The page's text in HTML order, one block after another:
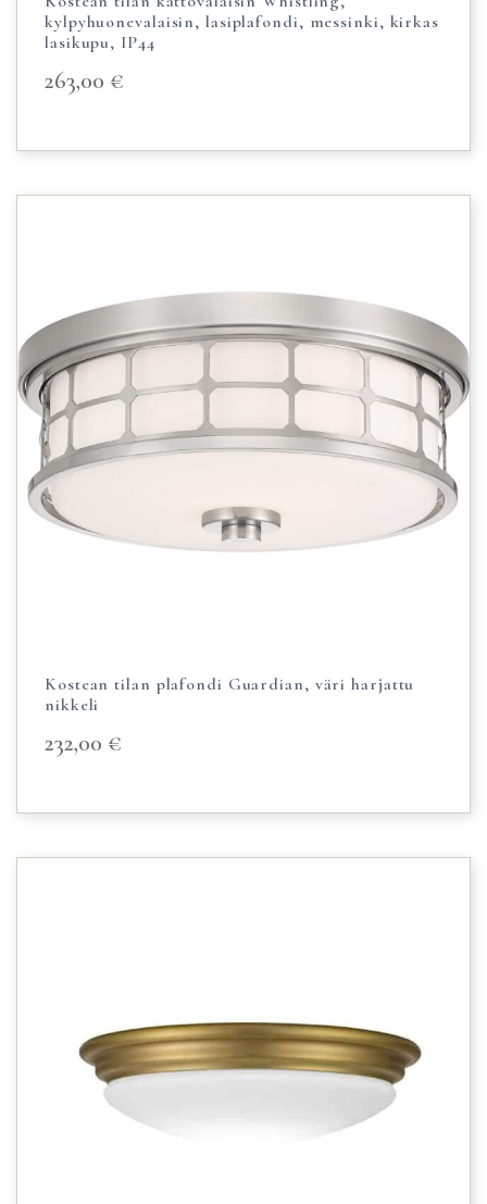
kylpyhuonevalaisin, lasiplafondi, messinki, kirkas
lasikupu, IP44
263,00 €
Kostean tilan plafondi Guardian, väri harjattu
nikkeli
232,00 €